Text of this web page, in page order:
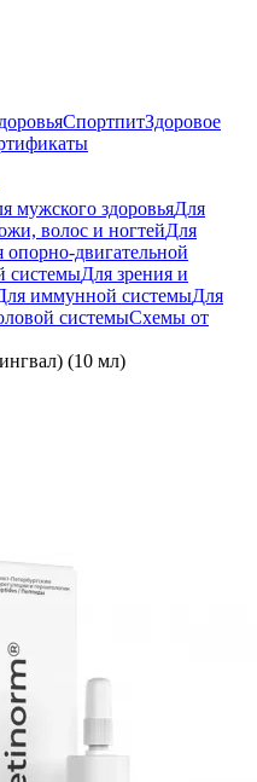
СпортпитЗдоровое
мужского здоровьяДля
волос и ногтейДля
опорно-двигательной
системыДля зрения и
иммунной системыДля
системыСхемы от
(10 мл)